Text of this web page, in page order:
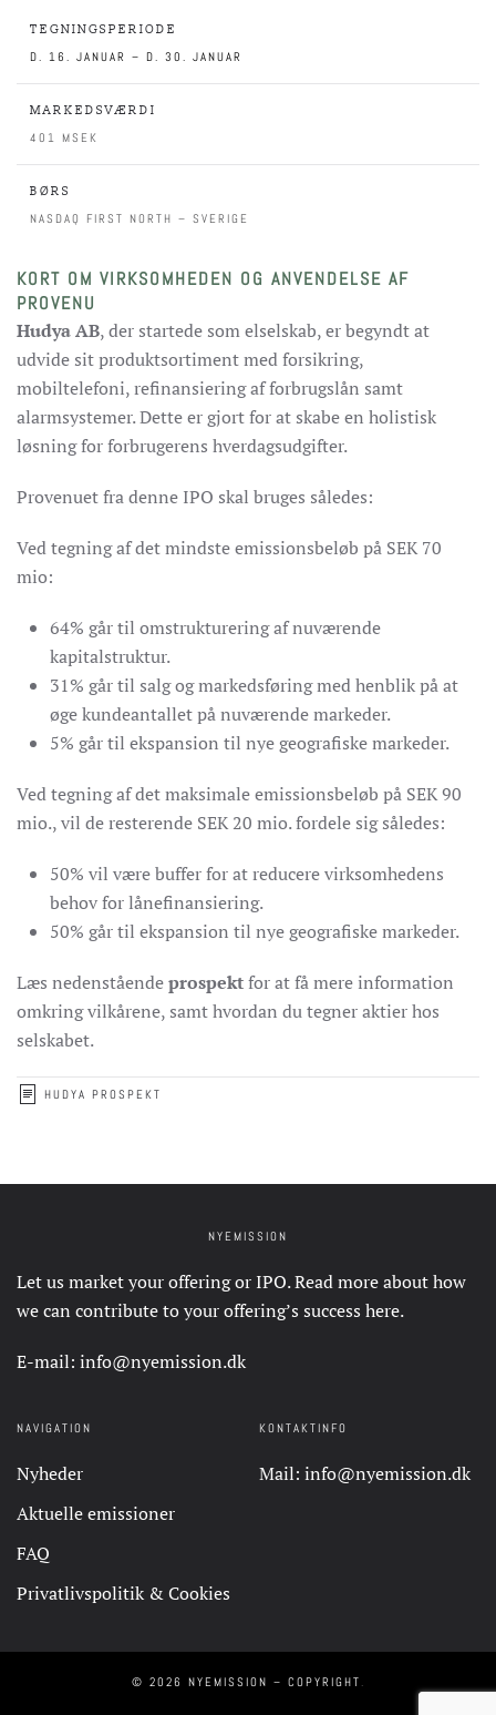
TEGNINGSPERIODE
D. 16. JANUAR – D. 30. JANUAR
MARKEDSVÆRDI
401 MSEK
BØRS
NASDAQ FIRST NORTH – SVERIGE
KORT OM VIRKSOMHEDEN OG ANVENDELSE AF
PROVENU
Hudya AB, der startede som elselskab, er begyndt at
udvide sit produktsortiment med forsikring,
mobiltelefoni, refinansiering af forbrugslån samt
alarmsystemer. Dette er gjort for at skabe en holistisk
løsning for forbrugerens hverdagsudgifter.
Provenuet fra denne IPO skal bruges således:
Ved tegning af det mindste emissionsbeløb på SEK 70
mio:
64% går til omstrukturering af nuværende
kapitalstruktur.
31% går til salg og markedsføring med henblik på at
øge kundeantallet på nuværende markeder.
5% går til ekspansion til nye geografiske markeder.
Ved tegning af det maksimale emissionsbeløb på SEK 90
mio., vil de resterende SEK 20 mio. fordele sig således:
50% vil være buffer for at reducere virksomhedens
behov for lånefinansiering.
50% går til ekspansion til nye geografiske markeder.
Læs nedenståendeprospektfor at få mere information
omkring vilkårene, samt hvordan du tegner aktier hos
selskabet.
HUDYA PROSPEKT
NYEMISSION
Let us market your offering or IPO. Read more about how
we can contribute to your offering’s success here.
E-mail: info@nyemission.dk
NAVIGATION
Nyheder
Aktuelle emissioner
FAQ
Privatlivspolitik & Cookies
KONTAKTINFO
Mail: info@nyemission.dk
© 2026 NYEMISSION – COPYRIGHT .